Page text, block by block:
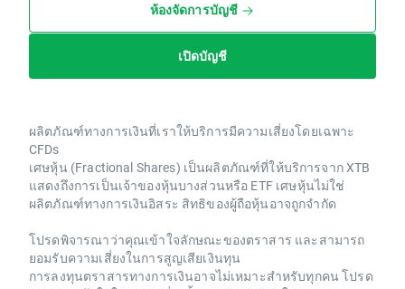
ห้องจัดการบัญชี
เปิดบัญชี
ผลิตภัณฑ์ทางการเงินที่เราให้บริการมีความเสี่ยงโดยเฉพาะ
CFDs
เศษหุ้น (Fractional Shares) เป็นผลิตภัณฑ์ที่ให้บริการจาก XTB
แสดงถึงการเป็นเจ้าของหุ้นบางส่วนหรือ ETF เศษหุ้นไม่ใช่
ผลิตภัณฑ์ทางการเงินอิสระ สิทธิของผู้ถือหุ้นอาจถูกจำกัด
โปรดพิจารณาว่าคุณเข้าใจลักษณะของตราสาร และสามารถ
ยอมรับความเสี่ยงในการสูญเสียเงินทุน
การลงทุนตราสารทางการเงินอาจไม่เหมาะสำหรับทุกคน โปรด